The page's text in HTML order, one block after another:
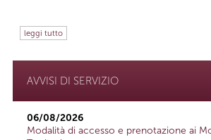
leggi tutto
AVVISI DI SERVIZIO
06/08/2026
Modalità di accesso e prenotazione ai